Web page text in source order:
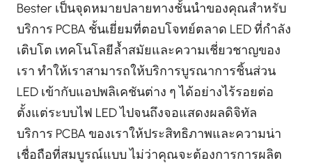
Bester เป็นจุดหมายปลายทางชั้นนำของคุณสำหรับ
บริการ PCBA ชั้นเยี่ยมที่ตอบโจทย์ตลาด LED ที่กำลัง
เติบโต เทคโนโลยีล้ำสมัยและความเชี่ยวชาญของ
เรา ทำให้เราสามารถให้บริการบูรณาการชิ้นส่วน
LED เข้ากับแอปพลิเคชันต่าง ๆ ได้อย่างไร้รอยต่อ
ตั้งแต่ระบบไฟ LED ไปจนถึงจอแสดงผลดิจิทัล
บริการ PCBA ของเราให้ประสิทธิภาพและความน่า
เชื่อถือที่สมบูรณ์แบบ ไม่ว่าคุณจะต้องการการผลิต